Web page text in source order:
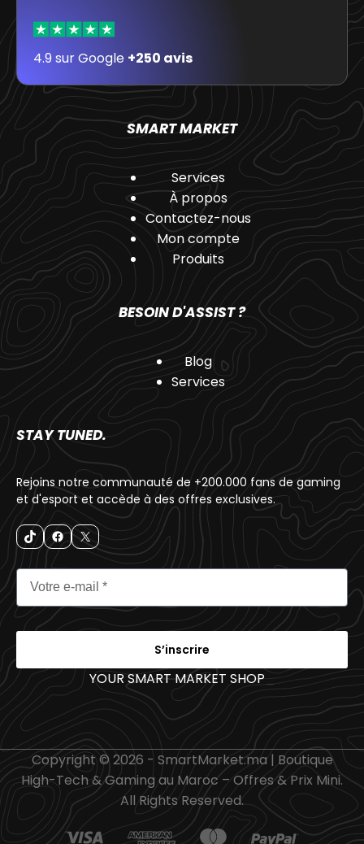
4.9 sur Google +250 avis
SMART MARKET
Services
À propos
Contactez-nous
Mon compte
Produits
BESOIN D'ASSIST ?
Blog
Services
STAY TUNED.
Rejoins notre communauté de +200.000 fans de gaming
et d'esport et accède à des offres exclusives.
S’inscrire
YOUR SMART MARKET SHOP _
Copyright © 2026 - SmartMarket.ma | Boutique
High-Tech & Gaming au Maroc – Offres & Prix Mini.
All Rights Reserved.